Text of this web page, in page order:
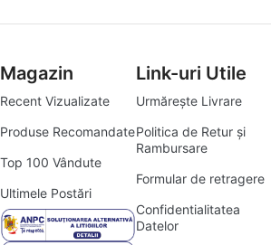
Magazin
Recent Vizualizate
Produse Recomandate
Top 100 Vândute
Ultimele Postări
Link-uri Utile
Urmărește Livrare
Politica de Retur și
Rambursare
Formular de retragere
Confidentialitatea
Datelor